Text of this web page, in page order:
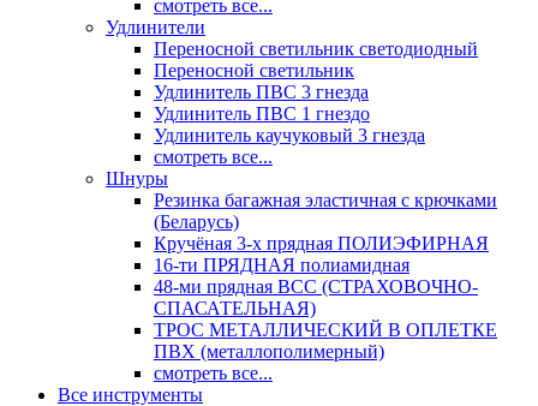
смотреть все...
Удлинители
Переносной светильник светодиодный
Переносной светильник
Удлинитель ПВС 3 гнезда
Удлинитель ПВС 1 гнездо
Удлинитель каучуковый 3 гнезда
смотреть все...
Шнуры
Резинка багажная эластичная с крючками
(Беларусь)
Кручёная 3-х прядная ПОЛИЭФИРНАЯ
16-ти ПРЯДНАЯ полиамидная
48-ми прядная ВСС (СТРАХОВОЧНО-
СПАСАТЕЛЬНАЯ)
ТРОС МЕТАЛЛИЧЕСКИЙ В ОПЛЕТКЕ
ПВХ (металлополимерный)
смотреть все...
Все инструменты